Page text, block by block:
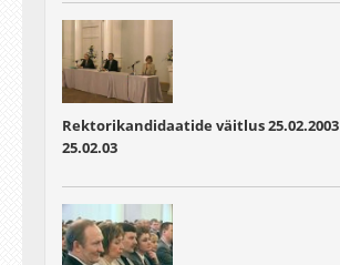
Rektorikandidaatide väitlus 25.02.2003
25.02.03